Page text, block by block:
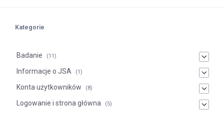
Kategorie
Badanie (11)
Informacje o JSA (1)
Konta użytkowników (8)
Logowanie i strona główna (5)